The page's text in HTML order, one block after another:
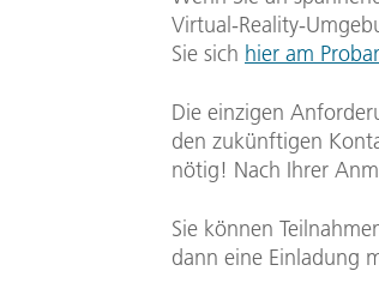
Virtual-Reality-
Sie sich hier am
Die einzigen
den zukünftigen
nötig! Nach Ihrer
Sie können
dann eine Einladung